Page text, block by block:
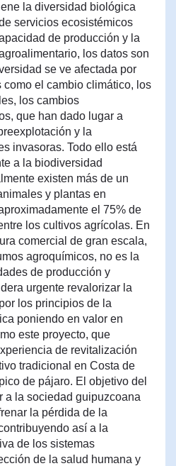
la diversidad biológica
servicios ecosistémicos
de producción y la
los datos son
se ve afectada por
como el cambio climático, los
los cambios
que han dado lugar a
y la
invasoras. Todo ello está
a la biodiversidad
existen más de un
y plantas en
el 75% de
los cultivos agrícolas. En
comercial de gran escala,
agroquímicos, no es la
de producción y
urgente revalorizar la
los principios de la
poniendo en valor en
este proyecto, que
de revitalización
tradicional en Costa de
de pájaro. El objetivo del
a la sociedad guipuzcoana
la pérdida de la
así a la
de los sistemas
de la salud humana y